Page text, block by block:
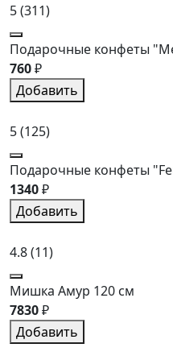
5(311)
Подарочные конфеты
760₽
Добавить
5(125)
Подарочные конфеты
1340₽
Добавить
4.8(11)
Мишка Амур 120 см
7830₽
Добавить